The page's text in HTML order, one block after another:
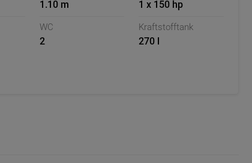
1.10 m 1 x 150 hp
WC
2
Kraftstofftank
270 l